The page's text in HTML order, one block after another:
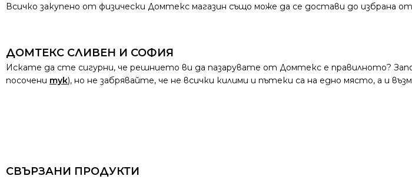
Всичко закупено от физически Домтекс магазин също може да се достави до избрана
ДОМТЕКС СЛИВЕН И СОФИЯ
Искате да сте сигурни, че решнието ви да пазарувате от Домтекс е правилното?
посочени тук), но не забрявайте, че не всички килими и пътеки са на едно място, а и
СВЪРЗАНИ ПРОДУКТИ